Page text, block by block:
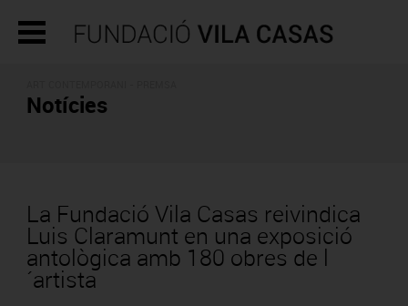
Notícies
La Fundació Vila Casas reivindica
Luis Claramunt en una exposició
antològica amb 180 obres de l
´artista